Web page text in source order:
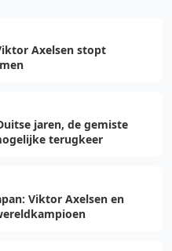
Axelsen stopt
jaren, de gemiste
terugkeer
Viktor Axelsen en